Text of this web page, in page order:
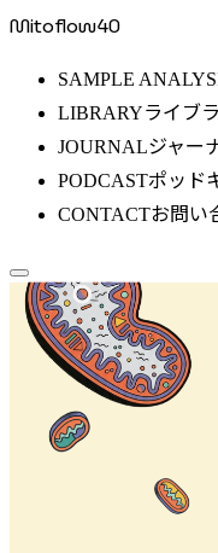
Mitoflow40
SAMPLE
LIBRARYライブ
JOURNALジャー
PODCASTポッド
CONTACTお問い